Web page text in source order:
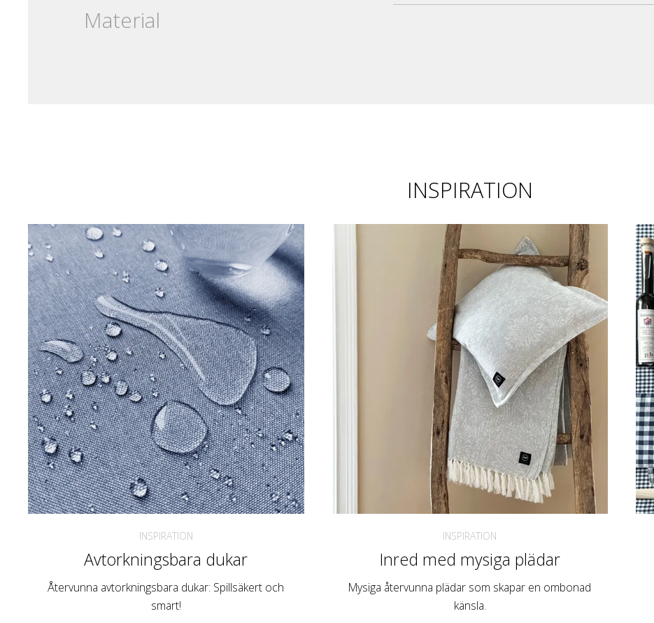
Material
INSPIRATION
INSPIRATION
Avtorkningsbara dukar
Återvunna avtorkningsbara dukar: Spillsäkert och
smart!
INSPIRATION
Inred med mysiga plädar
Mysiga återvunna plädar som skapar en ombonad
känsla.